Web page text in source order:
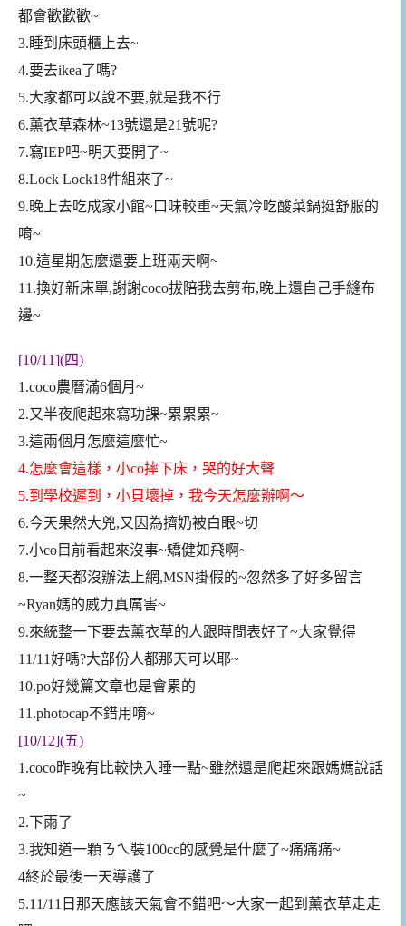
都會歡歡歡~
3.睡到床頭櫃上去~
4.要去ikea了嗎?
5.大家都可以說不要,就是我不行
6.薰衣草森林~13號還是21號呢?
7.寫IEP吧~明天要開了~
8.Lock Lock18件組來了~
9.晚上去吃成家小館~口味較重~天氣冷吃酸菜鍋挺舒服的
唷~
10.這星期怎麼還要上班兩天啊~
11.換好新床單,謝謝coco拔陪我去剪布,晚上還自己手縫布
邊~
[10/11](四)
1.coco農曆滿6個月~
2.又半夜爬起來寫功課~累累累~
3.這兩個月怎麼這麼忙~
4.怎麼會這樣，小co摔下床，哭的好大聲
5.到學校遲到，小貝壞掉，我今天怎麼辦啊～
6.今天果然大兇,又因為擠奶被白眼~切
7.小co目前看起來沒事~矯健如飛啊~
8.一整天都沒辦法上網,MSN掛假的~忽然多了好多留言
~Ryan媽的威力真厲害~
9.來統整一下要去薰衣草的人跟時間表好了~大家覺得
11/11好嗎?大部份人都那天可以耶~
10.po好幾篇文章也是會累的
11.photocap不錯用唷~
[10/12](五)
1.coco昨晚有比較快入睡一點~雖然還是爬起來跟媽媽說話
~
2.下雨了
3.我知道一顆ㄋㄟ裝100cc的感覺是什麼了~痛痛痛~
4終於最後一天導護了
5.11/11日那天應該天氣會不錯吧～大家一起到薰衣草走走